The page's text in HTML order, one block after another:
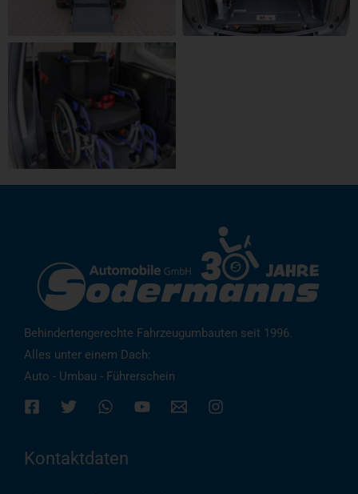
Behindertengerechte Fahrzeugumbauten seit 1996.
Alles unter einem Dach:
Auto - Umbau - Führerschein
Kontaktdaten